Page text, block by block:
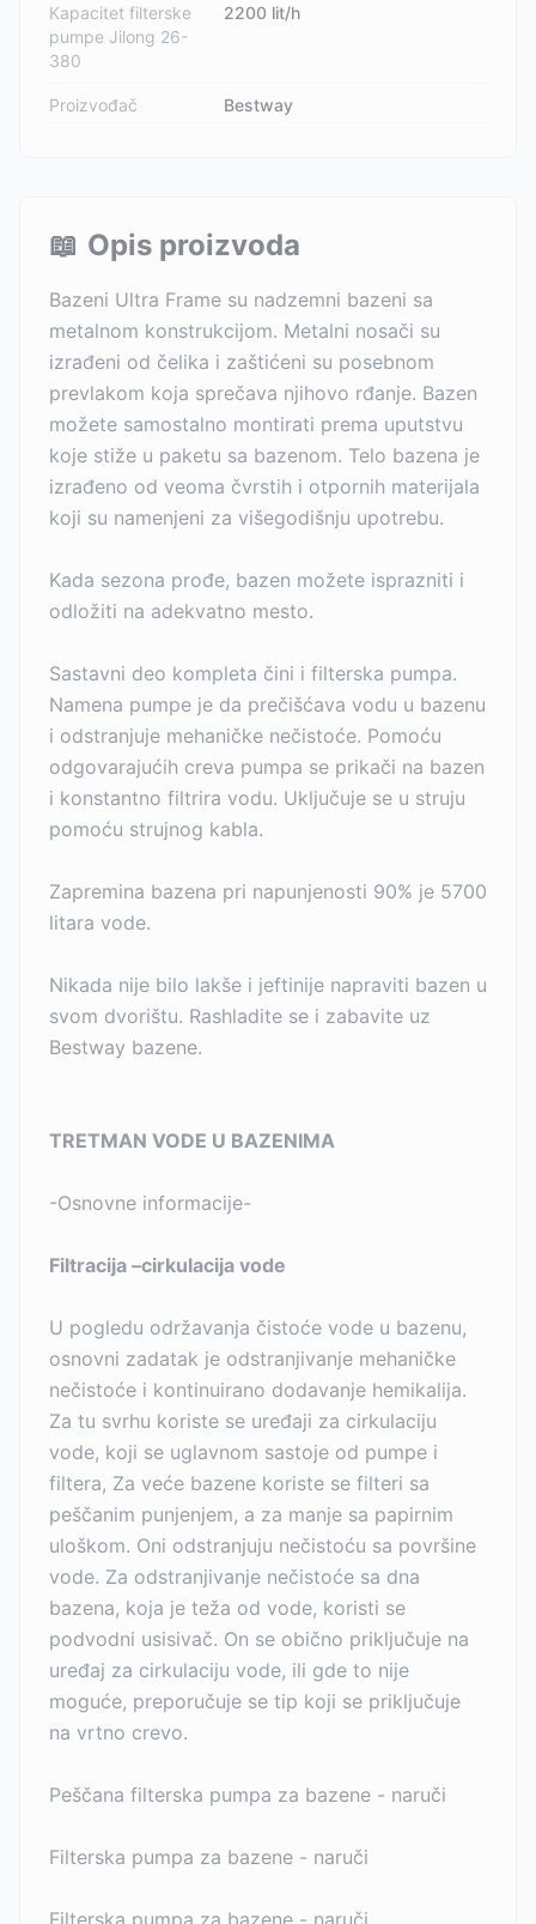
Kapacitet filterske
pumpe Jilong 26-
380
2200 lit/h
Proizvođač Bestway
📖 Opis proizvoda
Bazeni Ultra Frame su nadzemni bazeni sa
metalnom konstrukcijom. Metalni nosači su
izrađeni od čelika i zaštićeni su posebnom
prevlakom koja sprečava njihovo rđanje. Bazen
možete samostalno montirati prema uputstvu
koje stiže u paketu sa bazenom. Telo bazena je
izrađeno od veoma čvrstih i otpornih materijala
koji su namenjeni za višegodišnju upotrebu.
Kada sezona prođe, bazen možete isprazniti i
odložiti na adekvatno mesto.
Sastavni deo kompleta čini i filterska pumpa.
Namena pumpe je da prečišćava vodu u bazenu
i odstranjuje mehaničke nečistoće. Pomoću
odgovarajućih creva pumpa se prikači na bazen
i konstantno filtrira vodu. Uključuje se u struju
pomoću strujnog kabla.
Zapremina bazena pri napunjenosti 90% je 5700
litara vode.
Nikada nije bilo lakše i jeftinije napraviti bazen u
svom dvorištu. Rashladite se i zabavite uz
Bestway bazene.
TRETMAN VODE U BAZENIMA
-Osnovne informacije-
Filtracija –cirkulacija vode
U pogledu održavanja čistoće vode u bazenu,
osnovni zadatak je odstranjivanje mehaničke
nečistoće i kontinuirano dodavanje hemikalija.
Za tu svrhu koriste se uređaji za cirkulaciju
vode, koji se uglavnom sastoje od pumpe i
filtera, Za veće bazene koriste se filteri sa
peščanim punjenjem, a za manje sa papirnim
uloškom. Oni odstranjuju nečistoću sa površine
vode. Za odstranjivanje nečistoće sa dna
bazena, koja je teža od vode, koristi se
podvodni usisivač. On se obično priključuje na
uređaj za cirkulaciju vode, ili gde to nije
moguće, preporučuje se tip koji se priključuje
na vrtno crevo.
Peščana filterska pumpa za bazene - naruči
Filterska pumpa za bazene - naruči
Filterska pumpa za bazene - naruči